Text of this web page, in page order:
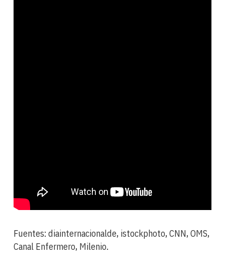
Fuentes: diainternacionalde, istockphoto, CNN, OMS,
Canal Enfermero, Milenio.